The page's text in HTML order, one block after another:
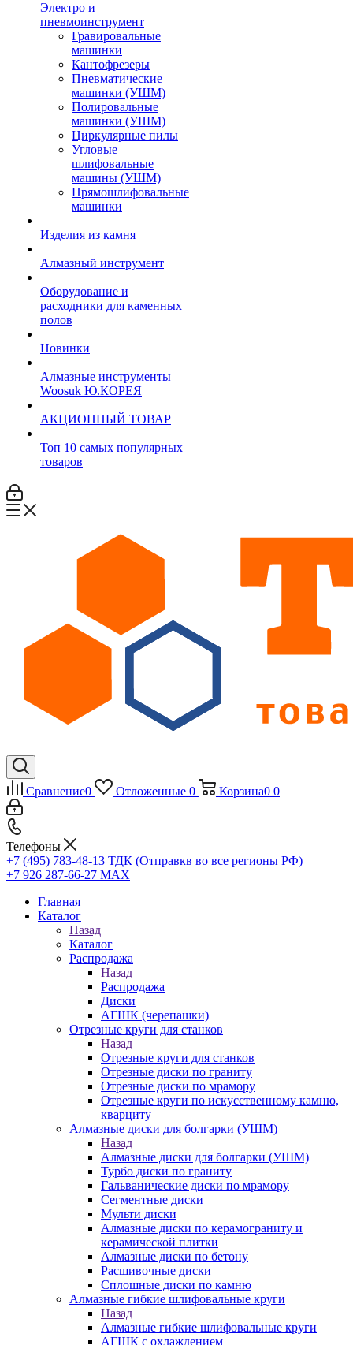
Электро и
пневмоинструмент
Гравировальные
машинки
Кантофрезеры
Пневматические
машинки (УШМ)
Полировальные
машинки (УШМ)
Циркулярные пилы
Угловые
шлифовальные
машины (УШМ)
Прямошлифовальные
машинки
Изделия из камня
Алмазный инструмент
Оборудование и
расходники для каменных
полов
Новинки
Алмазные инструменты
Woosuk Ю.КОРЕЯ
АКЦИОННЫЙ ТОВАР
Топ 10 самых популярных
товаров
Сравнение0 Отложенные 0 Корзина0 0
Телефоны
+7 (495) 783-48-13 ТДК (Отправкв во все регионы РФ)
+7 926 287-66-27 МАХ
Главная
Каталог
Назад
Каталог
Распродажа
Назад
Распродажа
Диски
АГШК (черепашки)
Отрезные круги для станков
Назад
Отрезные круги для станков
Отрезные диски по граниту
Отрезные диски по мрамору
Отрезные круги по искусственному камню,
кварциту
Алмазные диски для болгарки (УШМ)
Назад
Алмазные диски для болгарки (УШМ)
Турбо диски по граниту
Гальванические диски по мрамору
Сегментные диски
Мульти диски
Алмазные диски по керамограниту и
керамической плитки
Алмазные диски по бетону
Расшивочные диски
Сплошные диски по камню
Алмазные гибкие шлифовальные круги
Назад
Алмазные гибкие шлифовальные круги
АГШК с охлаждением